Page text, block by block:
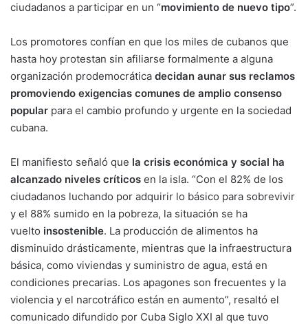
ciudadanos a participar en un “movimiento de nuevo tipo”.
Los promotores confían en que los miles de cubanos que
hasta hoy protestan sin afiliarse formalmente a alguna
organización prodemocrática decidan aunar sus reclamos
promoviendo exigencias comunes de amplio consenso
popular para el cambio profundo y urgente en la sociedad
cubana.
El manifiesto señaló que la crisis económica y social ha
alcanzado niveles críticos en la isla. “Con el 82% de los
ciudadanos luchando por adquirir lo básico para sobrevivir
y el 88% sumido en la pobreza, la situación se ha
vuelto insostenible. La producción de alimentos ha
disminuido drásticamente, mientras que la infraestructura
básica, como viviendas y suministro de agua, está en
condiciones precarias. Los apagones son frecuentes y la
violencia y el narcotráfico están en aumento”, resaltó el
comunicado difundido por Cuba Siglo XXI al que tuvo